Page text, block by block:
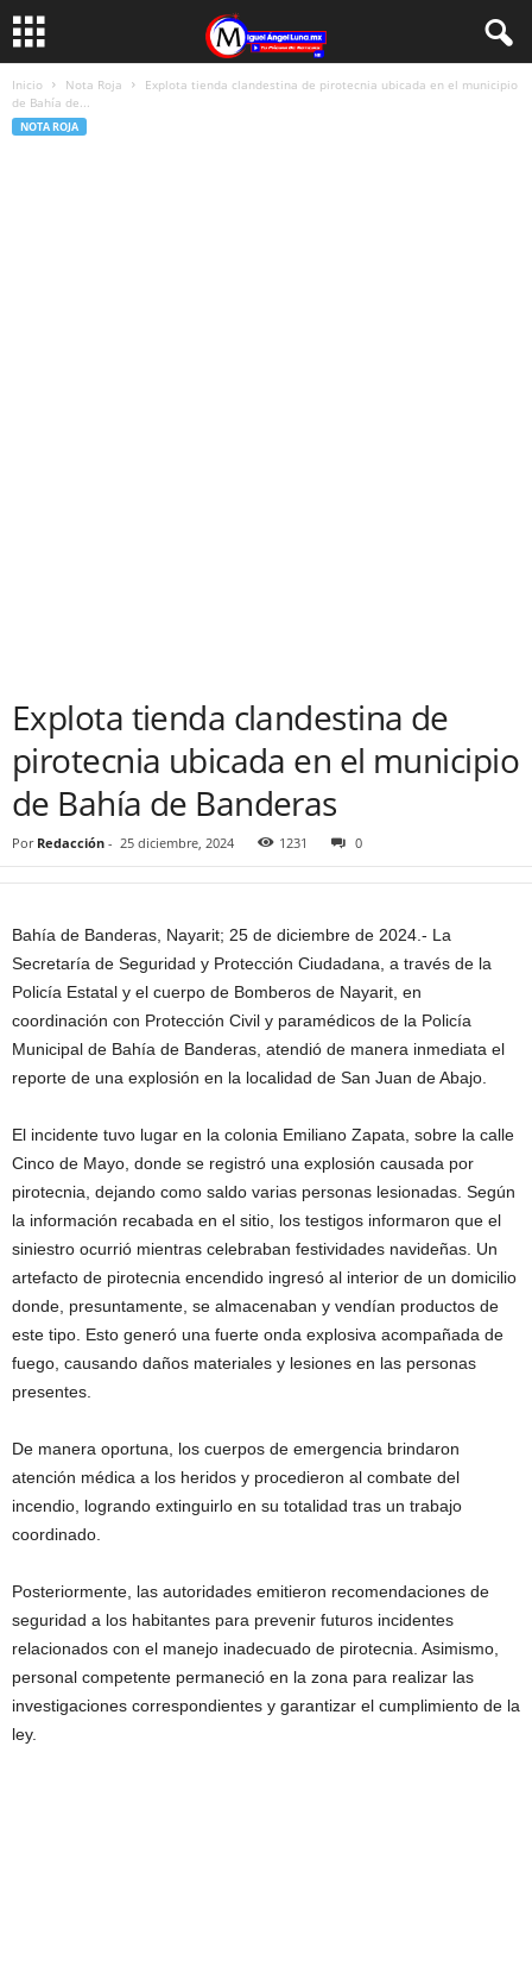
Inicio Nota Roja
Explota tienda clandestina de pirotecnia ubicada en el municipio
de Bahía de...
NOTA ROJA
Explota tienda clandestina de
pirotecnia ubicada en el municipio
de Bahía de Banderas
Por Redacción - 25 diciembre, 2024 1231 0
Bahía de Banderas, Nayarit; 25 de diciembre de 2024.- La
Secretaría de Seguridad y Protección Ciudadana, a través de la
Policía Estatal y el cuerpo de Bomberos de Nayarit, en
coordinación con Protección Civil y paramédicos de la Policía
Municipal de Bahía de Banderas, atendió de manera inmediata el
reporte de una explosión en la localidad de San Juan de Abajo.
El incidente tuvo lugar en la colonia Emiliano Zapata, sobre la calle
Cinco de Mayo, donde se registró una explosión causada por
pirotecnia, dejando como saldo varias personas lesionadas. Según
la información recabada en el sitio, los testigos informaron que el
siniestro ocurrió mientras celebraban festividades navideñas. Un
artefacto de pirotecnia encendido ingresó al interior de un domicilio
donde, presuntamente, se almacenaban y vendían productos de
este tipo. Esto generó una fuerte onda explosiva acompañada de
fuego, causando daños materiales y lesiones en las personas
presentes.
De manera oportuna, los cuerpos de emergencia brindaron
atención médica a los heridos y procedieron al combate del
incendio, logrando extinguirlo en su totalidad tras un trabajo
coordinado.
Posteriormente, las autoridades emitieron recomendaciones de
seguridad a los habitantes para prevenir futuros incidentes
relacionados con el manejo inadecuado de pirotecnia. Asimismo,
personal competente permaneció en la zona para realizar las
investigaciones correspondientes y garantizar el cumplimiento de la
ley.